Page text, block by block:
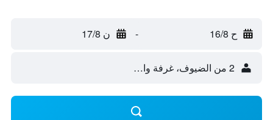
ح 16/8 - ن 17/8
2 من الضيوف، غرفة واحدة